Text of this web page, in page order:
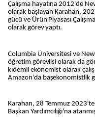
Çalışma hayatına 2012'de
olarak başlayan Karahan,
gücü ve Ürün Piyasası
olarak görev yaptı.
Columbia Üniversitesi ve
öğretim görevlisi olarak da
kıdemli ekonomist olarak
Amazon'da başekonomistlik
Karahan, 28 Temmuz
Başkan Yardımcılığı'na